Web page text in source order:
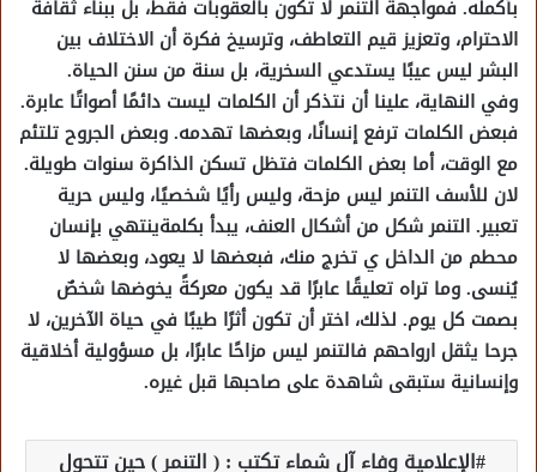
بأكمله. فمواجهة التنمر لا تكون بالعقوبات فقط، بل ببناء ثقافة
الاحترام، وتعزيز قيم التعاطف، وترسيخ فكرة أن الاختلاف بين
البشر ليس عيبًا يستدعي السخرية، بل سنة من سنن الحياة.
وفي النهاية، علينا أن نتذكر أن الكلمات ليست دائمًا أصواتًا عابرة.
فبعض الكلمات ترفع إنسانًا، وبعضها تهدمه. وبعض الجروح تلتئم
مع الوقت، أما بعض الكلمات فتظل تسكن الذاكرة سنوات طويلة.
لان للأسف التنمر ليس مزحة، وليس رأيًا شخصيًا، وليس حرية
تعبير. التنمر شكل من أشكال العنف، يبدأ بكلمةينتهي بإنسان
محطم من الداخل ي تخرج منك، فبعضها لا يعود، وبعضها لا
يُنسى. وما تراه تعليقًا عابرًا قد يكون معركةً يخوضها شخصٌ
بصمت كل يوم. لذلك، اختر أن تكون أثرًا طيبًا في حياة الآخرين، لا
جرحا يثقل ارواحهم فالتنمر ليس مزاحًا عابرًا، بل مسؤولية أخلاقية
وإنسانية ستبقى شاهدة على صاحبها قبل غيره.
الإعلامية وفاء آل شماء تكتب : ( التنمر ) حين تتحول